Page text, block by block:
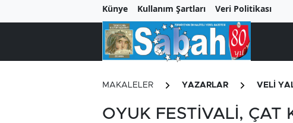
Künye Kullanım Şartları Veri Politikası
MAKALELER YAZARLAR VELİ
OYUK FESTİVALİ, ÇAT